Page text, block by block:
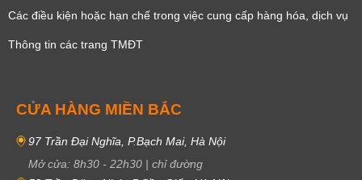
Các điều kiện hoặc hạn chế trong việc cung cấp hàng hóa, dịch vụ
Thông tin các trang TMĐT
CỬA HÀNG MIỀN BẮC
97 Trần Đại Nghĩa, P.Bạch Mai, Hà Nội
Mở cửa: 8h30 - 22h30 | chỉ đường